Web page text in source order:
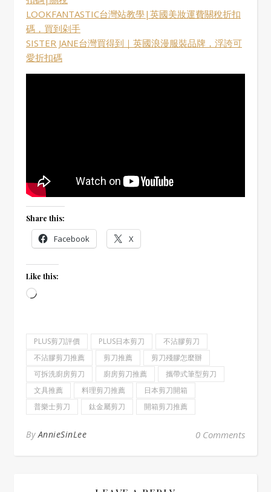
LOOKFANTASTIC台灣站教學|英國美妝運費關稅折扣
碼，買到剁手
SISTER JANE台灣買得到｜英國浪漫服裝品牌，浮誇可
愛折扣碼
Share this:
Facebook X
Like this:
Loading…
PLUS剪刀評價 PLUS日本剪刀
不沾膠剪刀
不沾膠剪刀推薦
剪刀推薦
剪刀殘膠怎麼辦
可拆洗廚房剪刀
廚房剪刀推薦
攜帶式筆型剪刀
文具推薦
料理剪刀推薦
日本剪刀開箱
普樂士剪刀
鈦金屬剪刀 開箱剪刀推薦
By AnnieSinLee 0 Comments